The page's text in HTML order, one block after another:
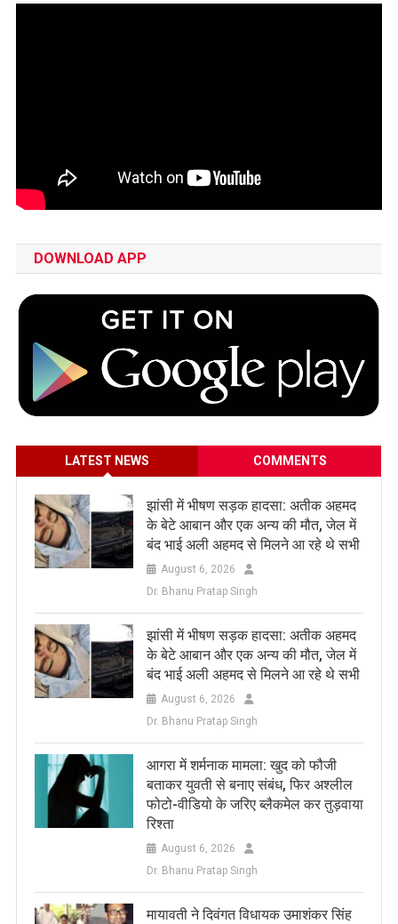
DOWNLOAD APP
LATEST NEWS COMMENTS
झांसी में भीषण सड़क हादसा: अतीक अहमद
के बेटे आबान और एक अन्य की मौत, जेल में
बंद भाई अली अहमद से मिलने आ रहे थे सभी
August 6, 2026
Dr. Bhanu Pratap Singh
झांसी में भीषण सड़क हादसा: अतीक अहमद
के बेटे आबान और एक अन्य की मौत, जेल में
बंद भाई अली अहमद से मिलने आ रहे थे सभी
August 6, 2026
Dr. Bhanu Pratap Singh
आगरा में शर्मनाक मामला: खुद को फौजी
बताकर युवती से बनाए संबंध, फिर अश्लील
फोटो-वीडियो के जरिए ब्लैकमेल कर तुड़वाया
रिश्ता
August 6, 2026
Dr. Bhanu Pratap Singh
मायावती ने दिवंगत विधायक उमाशंकर सिंह